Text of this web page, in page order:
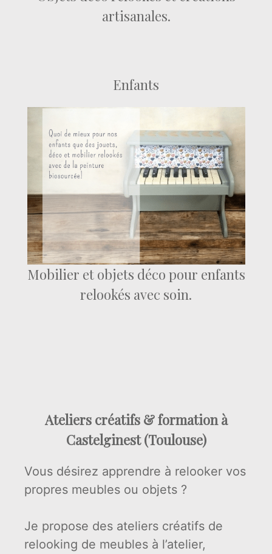
artisanales.
Enfants
Mobilier et objets déco pour enfants
relookés avec soin.
Ateliers créatifs & formation à
Castelginest (Toulouse)
Vous désirez apprendre à relooker vos
propres meubles ou objets ?
Je propose des ateliers créatifs de
relooking de meubles à l’atelier,